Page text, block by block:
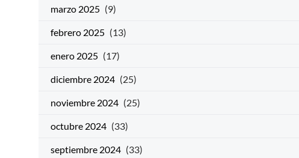
marzo 2025 (9)
febrero 2025 (13)
enero 2025 (17)
diciembre 2024 (25)
noviembre 2024 (25)
octubre 2024 (33)
septiembre 2024 (33)